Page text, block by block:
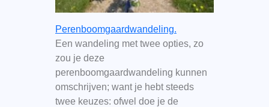
Perenboomgaardwandeling.
Een wandeling met twee opties, zo
zou je deze
perenboomgaardwandeling kunnen
omschrijven; want je hebt steeds
twee keuzes: ofwel doe je de